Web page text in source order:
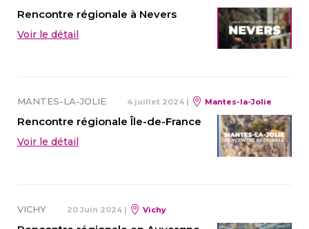
Rencontre régionale à Nevers
Voir le détail
MANTES-LA-JOLIE 4 juillet 2024 | Mantes-la-Jolie
Rencontre régionale Île-de-France
Voir le détail
VICHY 20 Juin 2024 | Vichy